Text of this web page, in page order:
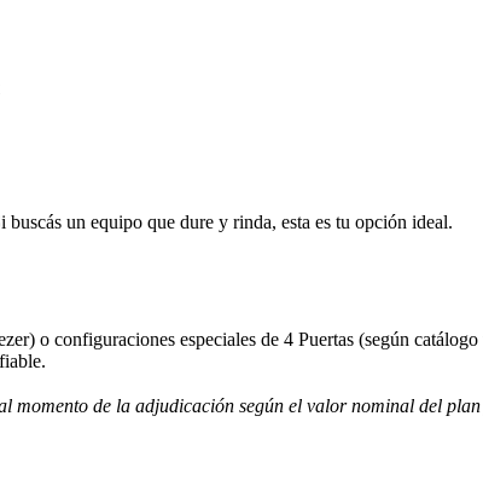
un equipo que dure y rinda, esta es tu opción ideal.
o configuraciones especiales de 4 Puertas (según
momento de la adjudicación según el valor nominal del